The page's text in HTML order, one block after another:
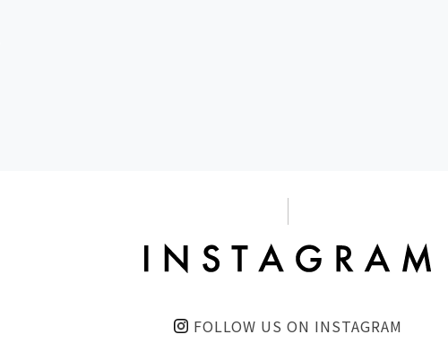
FOLLOW US ON INSTAGRAM